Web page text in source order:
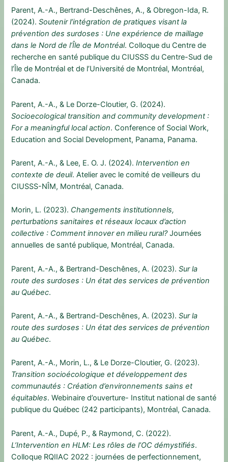
Parent, A.-A., Bertrand-Deschênes, A., & Obregon-Ida, R.
(2024).Soutenir l’intégration de pratiques visant la
prévention des surdoses : Une expérience de maillage
dans le Nord de l’Île de Montréal. Colloque du Centre de
recherche en santé publique du CIUSSS du Centre-Sud de
l’Île de Montréal et de l’Université de Montréal, Montréal,
Canada.
Parent, A.-A., & Le Dorze-Cloutier, G. (2024).
Socioecological transition and community development :
For a meaningful local action. Conference of Social Work,
Education and Social Development, Panama, Panama.
Parent, A.-A., & Lee, E. O. J. (2024).Intervention en
contexte de deuil. Atelier avec le comité de veilleurs du
CIUSSS-NÎM, Montréal, Canada.
Morin, L. (2023). Changements institutionnels,
perturbations sanitaires et réseaux locaux d’action
collective : Comment innover en milieu rural?Journées
annuelles de santé publique, Montréal, Canada.
Parent, A.-A., & Bertrand-Deschênes, A. (2023).Sur la
route des surdoses : Un état des services de prévention
au Québec.
Parent, A.-A., & Bertrand-Deschênes, A. (2023).Sur la
route des surdoses : Un état des services de prévention
au Québec.
Parent, A.-A., Morin, L., & Le Dorze-Cloutier, G. (2023).
Transition socioécologique et développement des
communautés : Création d’environnements sains et
équitables. Webinaire d’ouverture- Institut national de santé
publique du Québec (242 participants), Montréal, Canada.
Parent, A.-A., Dupé, P., & Raymond, C. (2022).
L’Intervention en HLM: Les rôles de l’OC démystifiés.
Colloque RQIIAC 2022 : journées de perfectionnement,